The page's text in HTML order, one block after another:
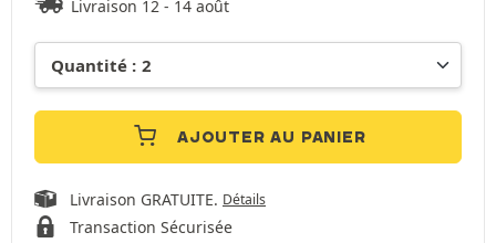
Livraison 12 - 14 août
AJOUTER AU PANIER
Livraison GRATUITE. Détails
Transaction Sécurisée